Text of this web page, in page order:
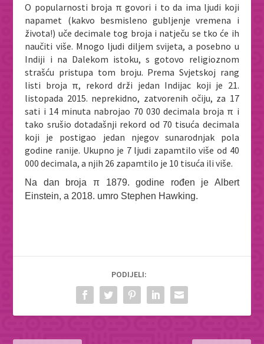
O popularnosti broja π govori i to da ima ljudi koji
napamet (kakvo besmisleno gubljenje vremena i
života!) uče decimale tog broja i natječu se tko će ih
naučiti više. Mnogo ljudi diljem svijeta, a posebno u
Indiji i na Dalekom istoku, s gotovo religioznom
strašću pristupa tom broju. Prema Svjetskoj rang
listi broja π, rekord drži jedan Indijac koji je 21.
listopada 2015. neprekidno, zatvorenih očiju, za 17
sati i 14 minuta nabrojao 70 030 decimala broja π i
tako srušio dotadašnji rekord od 70 tisuća decimala
koji je postigao jedan njegov sunarodnjak pola
godine ranije. Ukupno je 7 ljudi zapamtilo više od 40
000 decimala, a njih 26 zapamtilo je 10 tisuća ili više.
Na dan broja π 1879. godine rođen je Albert
Einstein, a 2018. umro Stephen Hawking.
PODIJELI: